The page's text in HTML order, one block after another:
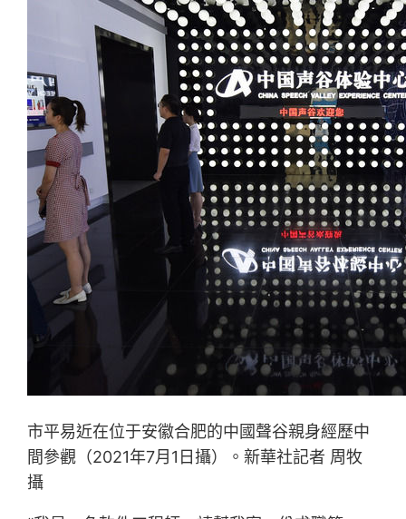
市平易近在位于安徽合肥的中國聲谷親身經歷中
間參觀（2021年7月1日攝）。新華社記者 周牧
攝